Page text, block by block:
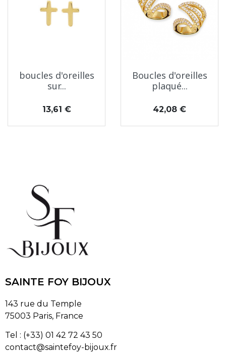
boucles d'oreilles
sur...
Prix
13,61 €
Boucles d'oreilles
plaqué...
Prix
42,08 €
SAINTE FOY BIJOUX
143 rue du Temple
75003 Paris, France
Tel : (+33) 01 42 72 43 50
contact@saintefoy-bijoux.fr